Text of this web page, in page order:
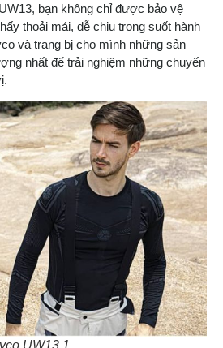
bạn không chỉ được bảo vệ
thoải mái, dễ chịu trong suốt hành
và trang bị cho mình những sản
nhất để trải nghiệm những chuyến
UW13 1